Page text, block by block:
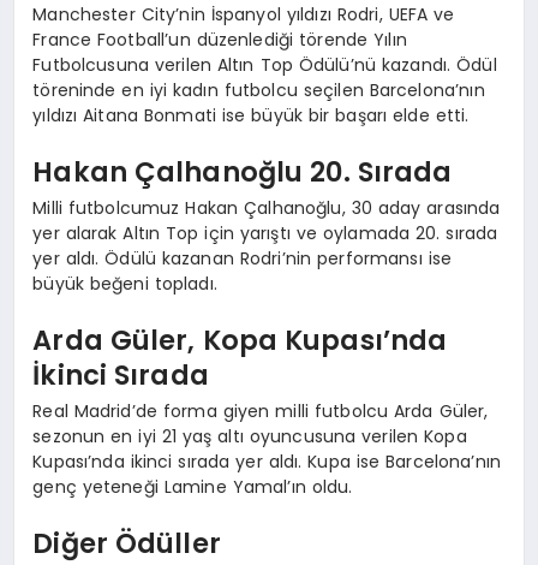
Manchester City’nin İspanyol yıldızı Rodri, UEFA ve
France Football’un düzenlediği törende Yılın
Futbolcusuna verilen Altın Top Ödülü’nü kazandı. Ödül
töreninde en iyi kadın futbolcu seçilen Barcelona’nın
yıldızı Aitana Bonmati ise büyük bir başarı elde etti.
Hakan Çalhanoğlu 20. Sırada
Milli futbolcumuz Hakan Çalhanoğlu, 30 aday arasında
yer alarak Altın Top için yarıştı ve oylamada 20. sırada
yer aldı. Ödülü kazanan Rodri’nin performansı ise
büyük beğeni topladı.
Arda Güler, Kopa Kupası’nda
İkinci Sırada
Real Madrid’de forma giyen milli futbolcu Arda Güler,
sezonun en iyi 21 yaş altı oyuncusuna verilen Kopa
Kupası’nda ikinci sırada yer aldı. Kupa ise Barcelona’nın
genç yeteneği Lamine Yamal’ın oldu.
Diğer Ödüller